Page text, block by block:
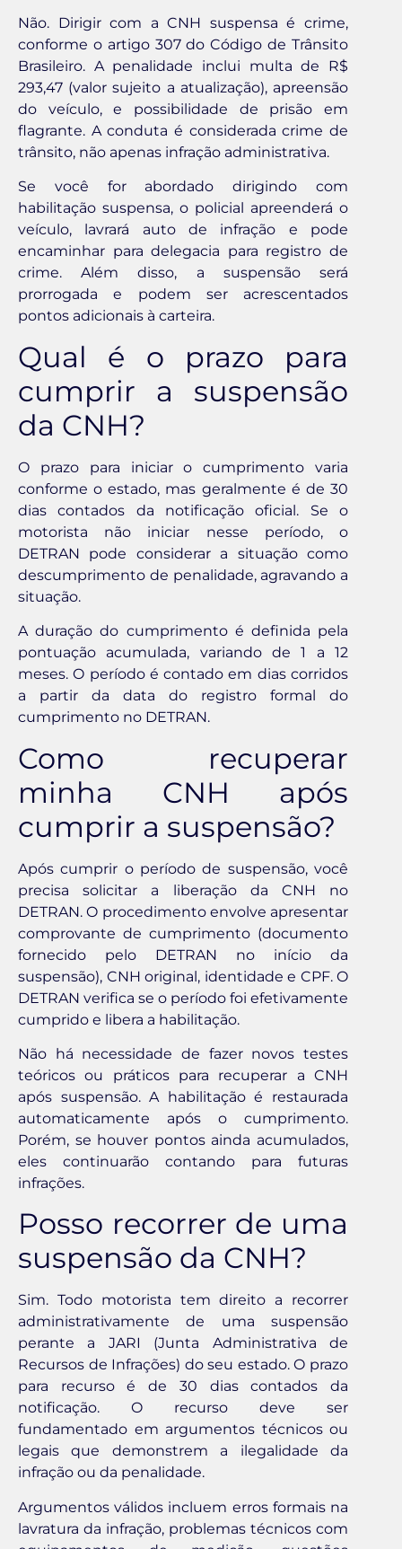
Não. Dirigir com a CNH suspensa é crime,
conforme o artigo 307 do Código de Trânsito
Brasileiro. A penalidade inclui multa de R$
293,47 (valor sujeito a atualização), apreensão
do veículo, e possibilidade de prisão em
flagrante. A conduta é considerada crime de
trânsito, não apenas infração administrativa.
Se você for abordado dirigindo com
habilitação suspensa, o policial apreenderá o
veículo, lavrará auto de infração e pode
encaminhar para delegacia para registro de
crime. Além disso, a suspensão será
prorrogada e podem ser acrescentados
pontos adicionais à carteira.
Qual é o prazo para
cumprir a suspensão
da CNH?
O prazo para iniciar o cumprimento varia
conforme o estado, mas geralmente é de 30
dias contados da notificação oficial. Se o
motorista não iniciar nesse período, o
DETRAN pode considerar a situação como
descumprimento de penalidade, agravando a
situação.
A duração do cumprimento é definida pela
pontuação acumulada, variando de 1 a 12
meses. O período é contado em dias corridos
a partir da data do registro formal do
cumprimento no DETRAN.
Como recuperar
minha CNH após
cumprir a suspensão?
Após cumprir o período de suspensão, você
precisa solicitar a liberação da CNH no
DETRAN. O procedimento envolve apresentar
comprovante de cumprimento (documento
fornecido pelo DETRAN no início da
suspensão), CNH original, identidade e CPF. O
DETRAN verifica se o período foi efetivamente
cumprido e libera a habilitação.
Não há necessidade de fazer novos testes
teóricos ou práticos para recuperar a CNH
após suspensão. A habilitação é restaurada
automaticamente após o cumprimento.
Porém, se houver pontos ainda acumulados,
eles continuarão contando para futuras
infrações.
Posso recorrer de uma
suspensão da CNH?
Sim. Todo motorista tem direito a recorrer
administrativamente de uma suspensão
perante a JARI (Junta Administrativa de
Recursos de Infrações) do seu estado. O prazo
para recurso é de 30 dias contados da
notificação. O recurso deve ser
fundamentado em argumentos técnicos ou
legais que demonstrem a ilegalidade da
infração ou da penalidade.
Argumentos válidos incluem erros formais na
lavratura da infração, problemas técnicos com